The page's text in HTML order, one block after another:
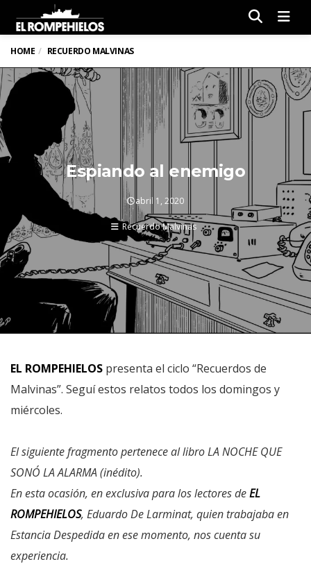
HOME RECUERDO MALVINAS
Espiando al enemigo
abril 1, 2020
Recuerdo Malvinas
EL ROMPEHIELOS presenta el ciclo “Recuerdos de
Malvinas”. Seguí estos relatos todos los domingos y
miércoles.
El siguiente fragmento pertenece al libro LA NOCHE QUE
SONÓ LA ALARMA (inédito).
En esta ocasión, en exclusiva para los lectores deEL
ROMPEHIELOS, Eduardo De Larminat, quien trabajaba en
Estancia Despedida en ese momento, nos cuenta su
experiencia.